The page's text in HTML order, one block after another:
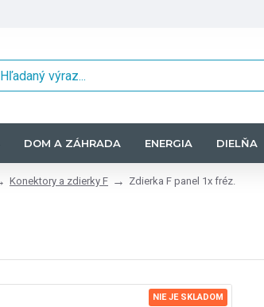
DOM A ZÁHRADA ENERGIA DIELŇA
Konektory a zdierky F Zdierka F panel 1x fréz.
NIE JE SKLADOM